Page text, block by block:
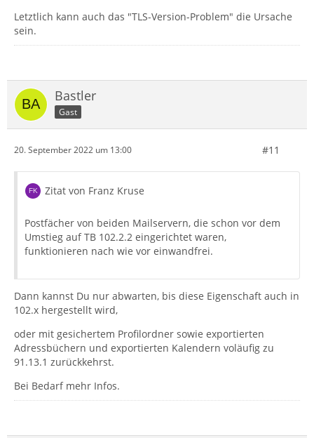
Letztlich kann auch das "TLS-Version-Problem" die Ursache
sein.
Bastler
Gast
20. September 2022 um 13:00 #11
Zitat von Franz Kruse
Postfächer von beiden Mailservern, die schon vor dem
Umstieg auf TB 102.2.2 eingerichtet waren,
funktionieren nach wie vor einwandfrei.
Dann kannst Du nur abwarten, bis diese Eigenschaft auch in
102.x hergestellt wird,
oder mit gesichertem Profilordner sowie exportierten
Adressbüchern und exportierten Kalendern voläufig zu
91.13.1 zurückkehrst.
Bei Bedarf mehr Infos.